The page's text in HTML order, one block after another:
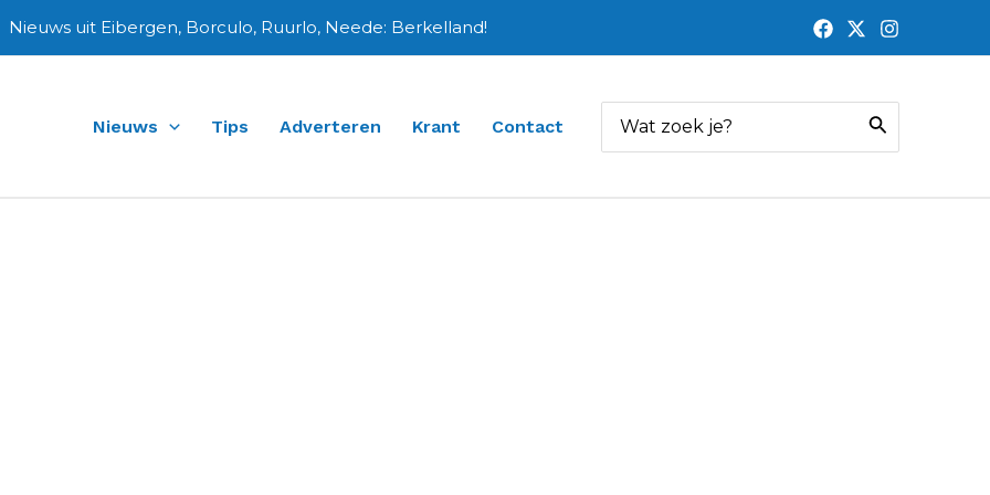
Nieuws uit Eibergen, Borculo, Ruurlo, Neede: Berkelland!
Nieuws Tips Adverteren Krant Contact
naar: